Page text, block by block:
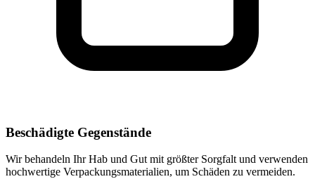
Beschädigte Gegenstände
Wir behandeln Ihr Hab und Gut mit größter Sorgfalt und verwenden
hochwertige Verpackungsmaterialien, um Schäden zu vermeiden.